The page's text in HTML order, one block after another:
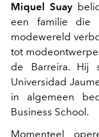
Miquel Suay
een familie
modewereld
tot
de Barreira. Hij
Universidad
in algemeen
Business School.
Momenteel